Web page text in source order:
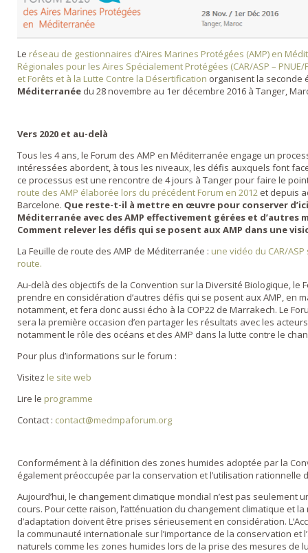
Le réseau de gestionnaires d’Aires Marines Protégées (AMP) en
Régionales pour les Aires Spécialement Protégées (CAR/ASP – PNUE/
et Forêts et à la Lutte Contre la Désertification organisent la seconde
Méditerranée du 28 novembre au 1er décembre 2016 à Tanger,
Vers 2020 et au-delà
Tous les 4 ans, le Forum des AMP en Méditerranée engage un
intéressées abordent, à tous les niveaux, les défis auxquels font
ce processus est une rencontre de 4 jours à Tanger pour faire le
route des AMP élaborée lors du précédent Forum en 2012 et depuis
Barcelone. Que reste-t-il à mettre en œuvre pour conserver d’ici
Méditerranée avec des AMP effectivement gérées et d’autres
Comment relever les défis qui se posent aux AMP dans une
La Feuille de route des AMP de Méditerranée : une vidéo du CAR/
route.
Au-delà des objectifs de la Convention sur la Diversité Biologique, le
prendre en considération d’autres défis qui se posent aux AMP, en
notamment, et fera donc aussi écho à la COP22 de Marrakech. Le
sera la première occasion d’en partager les résultats avec les
notamment le rôle des océans et des AMP dans la lutte contre le
Pour plus d’informations sur le forum :
Visitez le site web
Lire le programme
Contact : contact@medmpaforum.org
Conformément à la définition des zones humides adoptée par la
également préoccupée par la conservation et l’utilisation rationnelle
Aujourd’hui, le changement climatique mondial n’est pas seulement
cours. Pour cette raison, l’atténuation du changement climatique et
d’adaptation doivent être prises sérieusement en considération.
la communauté internationale sur l’importance de la conservation et
naturels comme les zones humides lors de la prise des mesures de